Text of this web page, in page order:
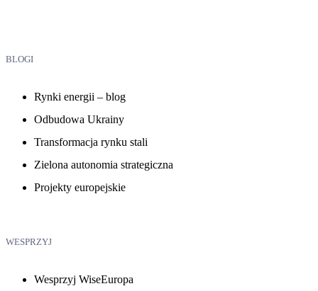
BLOGI
Rynki energii – blog
Odbudowa Ukrainy
Transformacja rynku stali
Zielona autonomia strategiczna
Projekty europejskie
WESPRZYJ
Wesprzyj WiseEuropa